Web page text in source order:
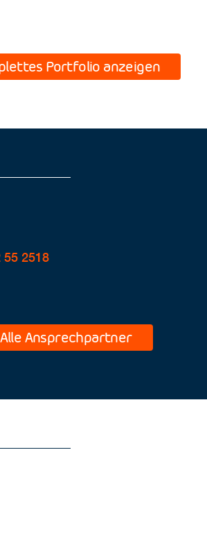
Portfolio anzeigen
55 2518
Alle Ansprechpartner